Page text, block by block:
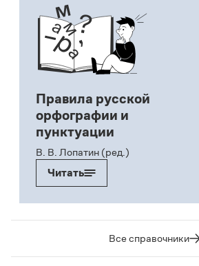
Правила русской
орфографии и
пунктуации
В. В. Лопатин (ред.)
Читать
Все справочники